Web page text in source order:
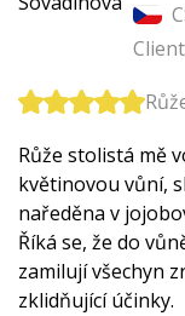
Růže stolistá mě
květinovou vůní,
naředěna v
Říká se, že do
zamilují všechyn
zklidňující účinky.